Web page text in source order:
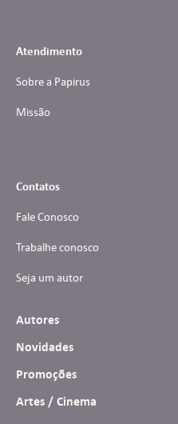
Atendimento
Sobre a Papirus
Missão
Contatos
Fale Conosco
Trabalhe conosco
Seja um autor
Autores
Novidades
Promoções
Artes / Cinema